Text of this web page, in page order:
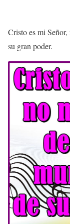
Cristo es mi
su gran poder.